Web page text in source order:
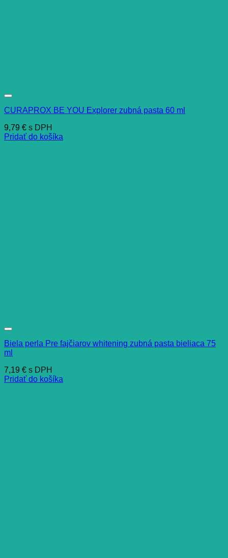
CURAPROX BE YOU Explorer zubná pasta 60 ml
9,79 € s DPH
Pridať do košíka
Biela perla Pre fajčiarov whitening zubná pasta bieliaca 75
ml
7,19 € s DPH
Pridať do košíka